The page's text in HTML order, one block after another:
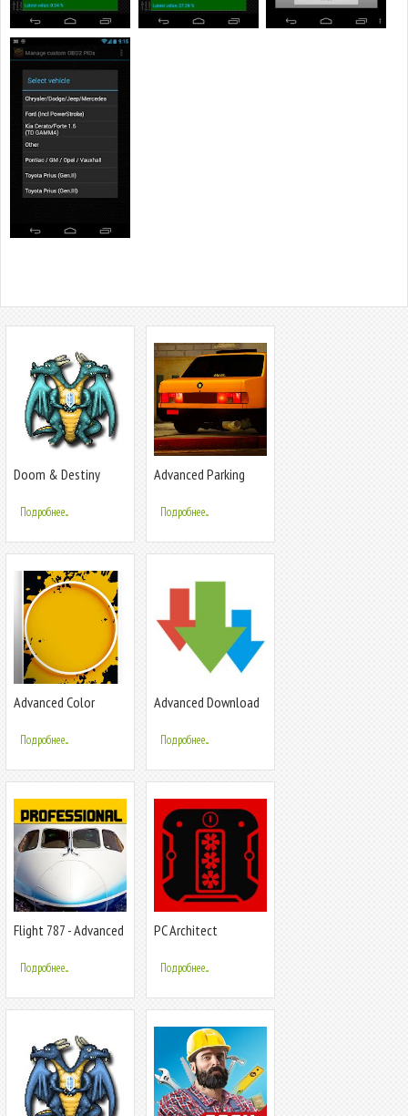
Doom & Destiny
Подробнее...
Advanced Parking
Подробнее...
Advanced Color
Подробнее...
Advanced Download
downloader
Подробнее...
Flight 787 - Advanced
Подробнее...
PC Architect
simulator)
Подробнее...